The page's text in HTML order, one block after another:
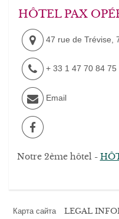
HÔTEL PAX
47 rue de Trévise,
+ 33 1 47 70 84 75
Email
Notre 2ème hôtel -
Карта сайта LEGAL